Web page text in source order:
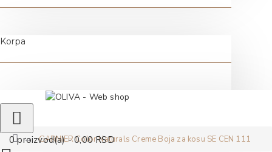
Korpa
0 proizvod(a) - 0,00 RSD
GARNIER Color Naturals Creme Boja za kosu SE CEN 111